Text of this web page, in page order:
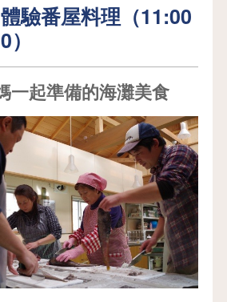
60 分鍾的行程中，您還可以
互動。
考慮，每艘船上必須有一名懂
同。
驗番屋料理（11:00
一起準備的海灘美食